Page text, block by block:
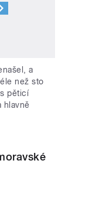
a
než sto
pěticí
hlavně